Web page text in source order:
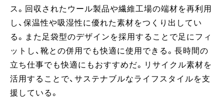
ス。回収されたウール製品や繊維工場の端材を再利用
し、保温性や吸湿性に優れた素材をつくり出してい
る。また足袋型のデザインを採用することで足にフィ
ットし、靴との併用でも快適に使用できる。長時間の
立ち仕事でも快適にもおすすめだ。リサイクル素材を
活用することで、サステナブルなライフスタイルを支
援している。